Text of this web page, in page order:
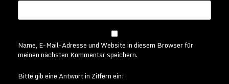
Name, E-Mail-Adresse und Website in diesem Browser für
meinen nächsten Kommentar speichern.
Bitte gib eine Antwort in Ziffern ein: